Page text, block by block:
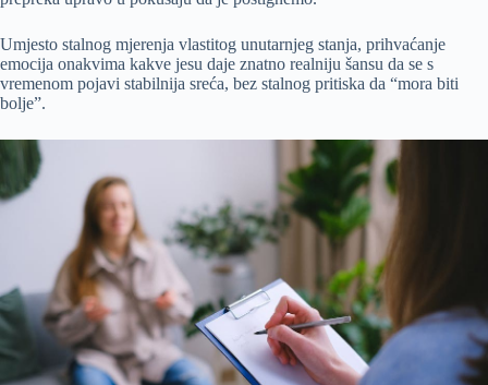
Umjesto stalnog mjerenja vlastitog unutarnjeg stanja, prihvaćanje
emocija onakvima kakve jesu daje znatno realniju šansu da se s
vremenom pojavi stabilnija sreća, bez stalnog pritiska da “mora biti
bolje”.